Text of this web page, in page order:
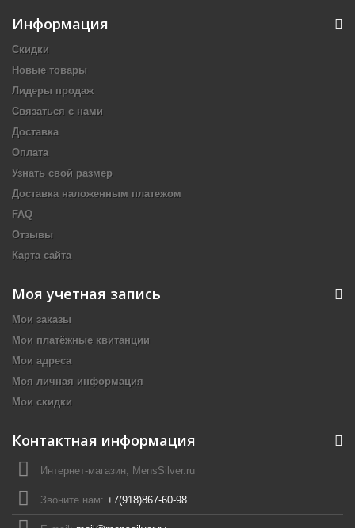
Информация
Скидки
Новые товары
Лидеры продаж
Связаться с нами
Доставка
Оплата
Узнать свой размер
Доставка наложенным платежом
FAQ
Отзывы
Карта сайта
Моя учетная запись
Мои заказы
Мои платёжные квитанции
Мои адреса
Моя личная информация
Мои скидки
Контактная информация
Интернет-магазин, MensSilver.ru
Звоните нам: +7(918)867-60-98